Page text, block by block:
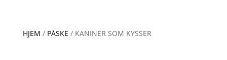
HJEM / PÅSKE / KANINER SOM KYSSER